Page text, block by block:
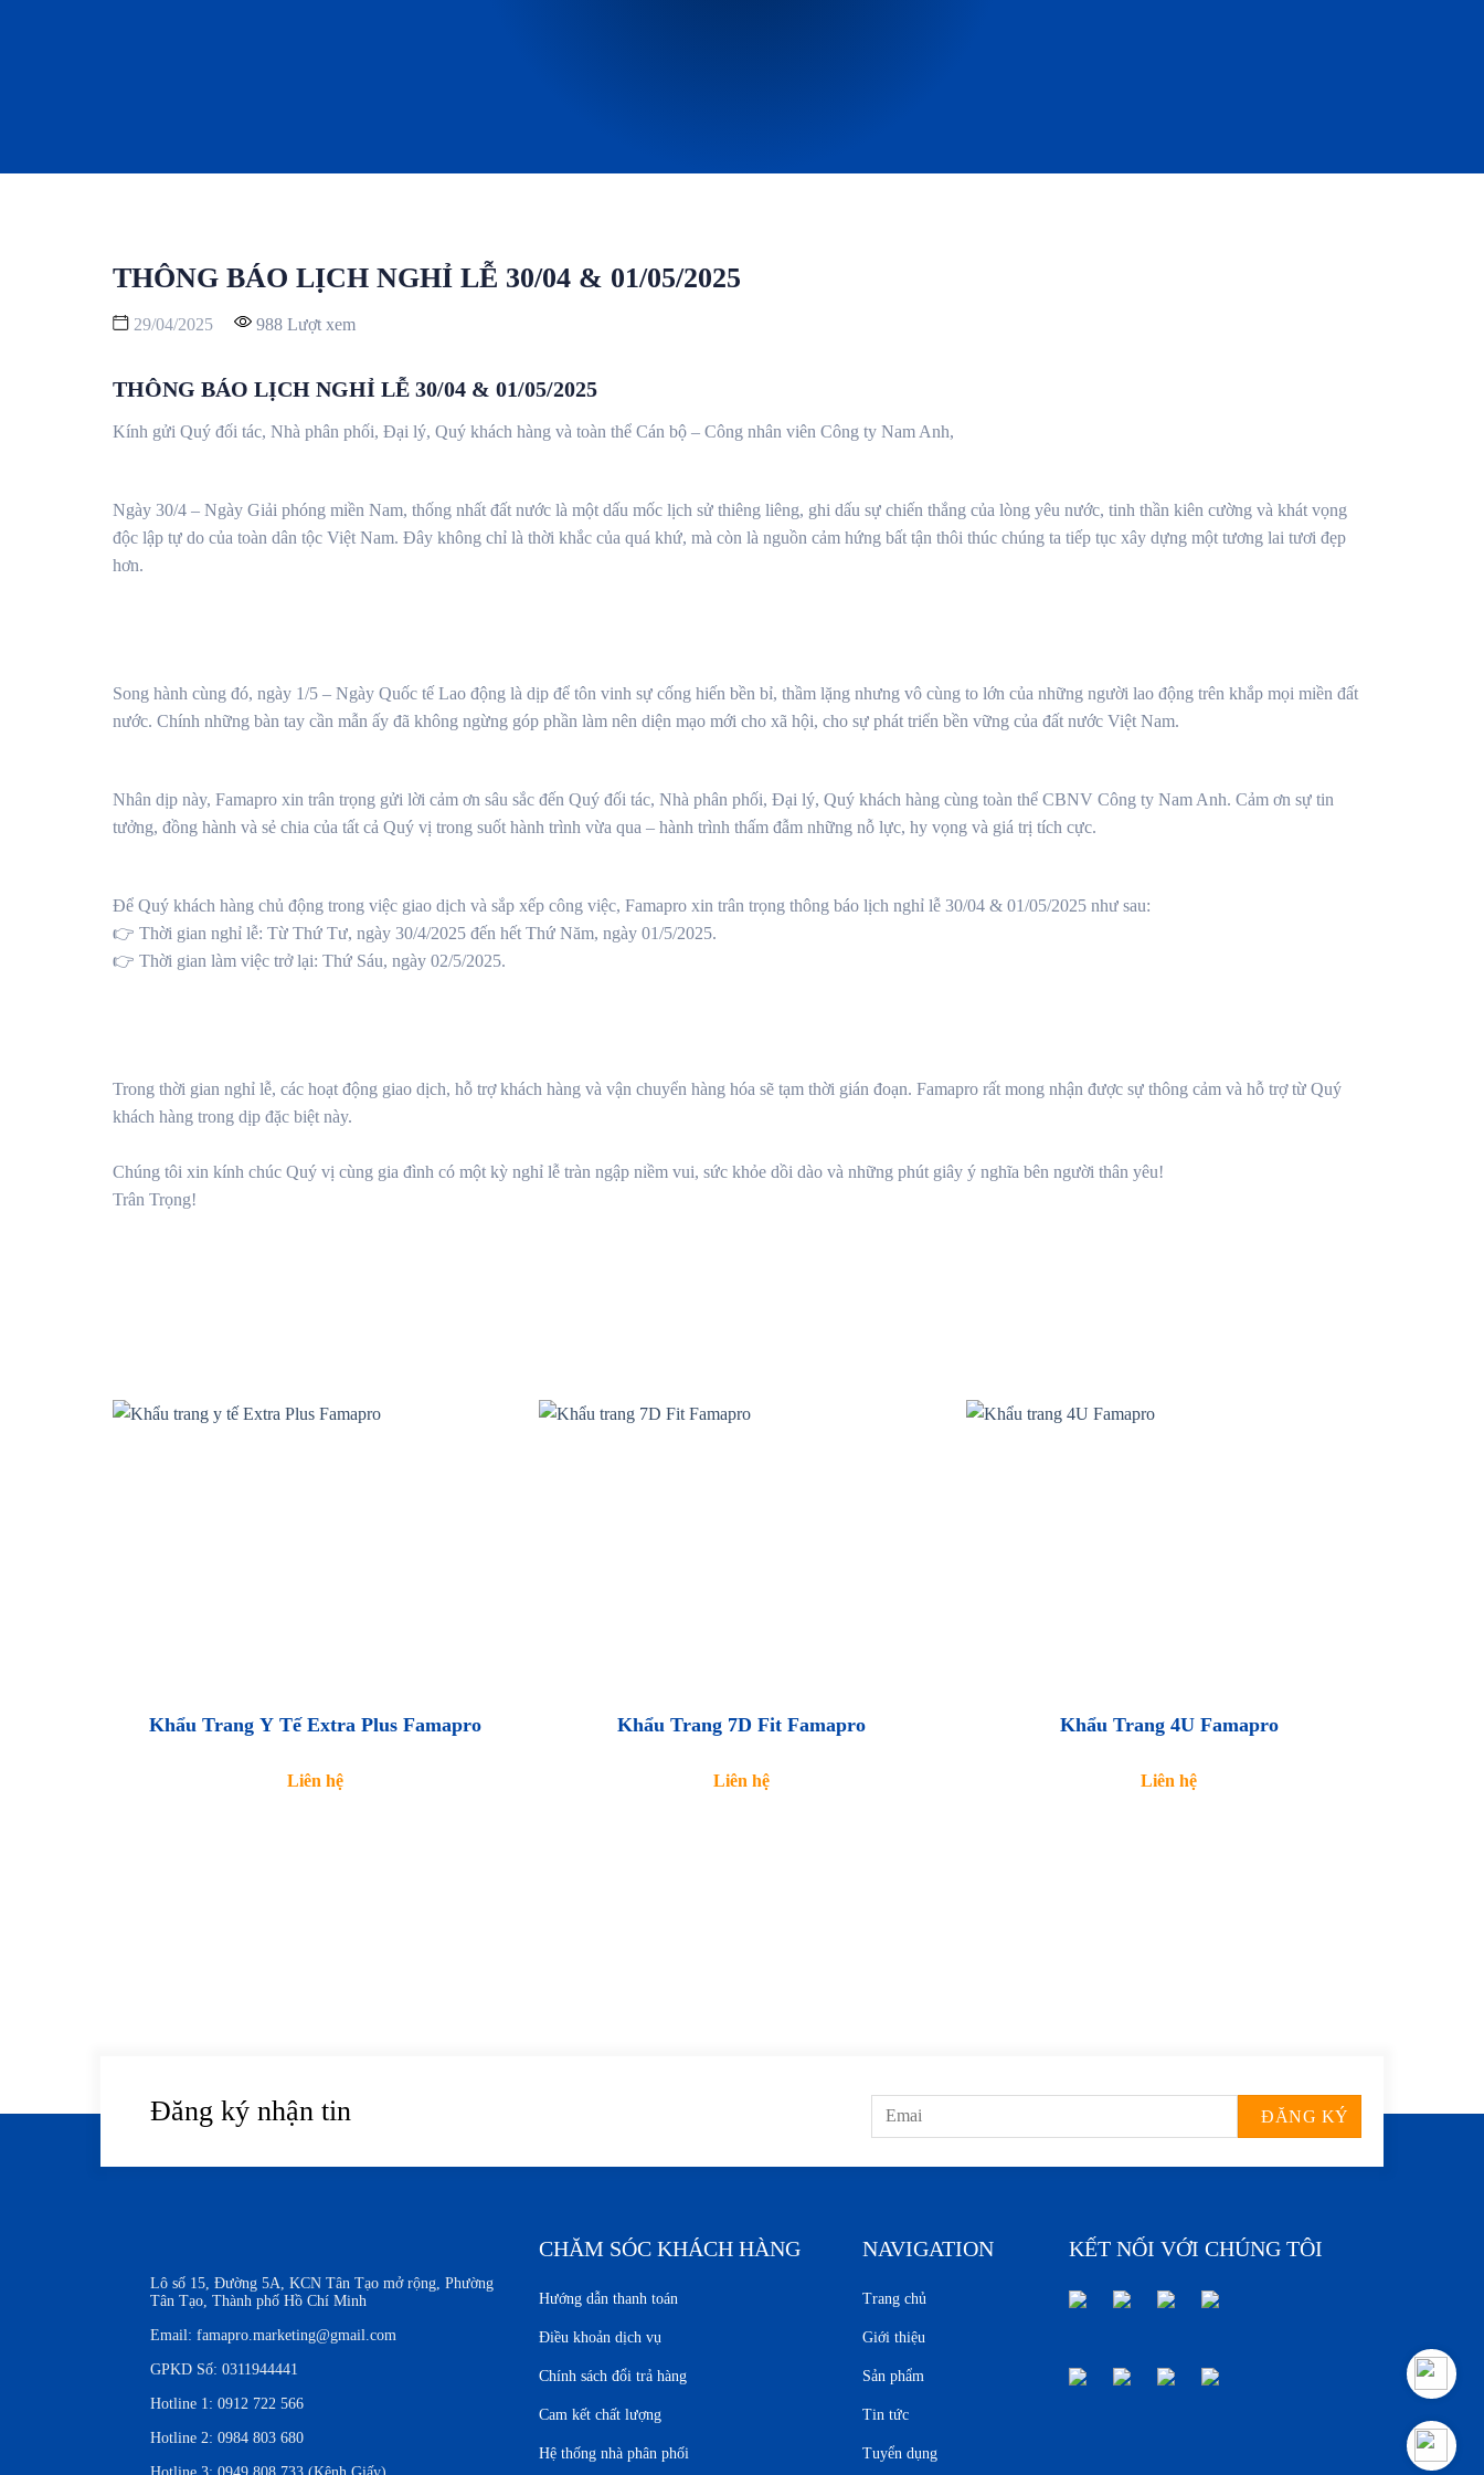
THÔNG BÁO LỊCH NGHỈ LỄ 30/04 & 01/05/2025
29/04/2025 988 Lượt xem
THÔNG BÁO LỊCH NGHỈ LỄ 30/04 & 01/05/2025
Kính gửi Quý đối tác, Nhà phân phối, Đại lý, Quý khách hàng và toàn thể Cán bộ – Công nhân viên Công ty Nam Anh,
Ngày 30/4 – Ngày Giải phóng miền Nam, thống nhất đất nước là một dấu mốc lịch sử thiêng liêng, ghi dấu sự chiến thắng của lòng yêu nước, tinh thần kiên cường và khát vọng
độc lập tự do của toàn dân tộc Việt Nam. Đây không chỉ là thời khắc của quá khứ, mà còn là nguồn cảm hứng bất tận thôi thúc chúng ta tiếp tục xây dựng một tương lai tươi đẹp
hơn.
Song hành cùng đó, ngày 1/5 – Ngày Quốc tế Lao động là dịp để tôn vinh sự cống hiến bền bỉ, thầm lặng nhưng vô cùng to lớn của những người lao động trên khắp mọi miền đất
nước. Chính những bàn tay cần mẫn ấy đã không ngừng góp phần làm nên diện mạo mới cho xã hội, cho sự phát triển bền vững của đất nước Việt Nam.
Nhân dịp này, Famapro xin trân trọng gửi lời cảm ơn sâu sắc đến Quý đối tác, Nhà phân phối, Đại lý, Quý khách hàng cùng toàn thể CBNV Công ty Nam Anh. Cảm ơn sự tin
tưởng, đồng hành và sẻ chia của tất cả Quý vị trong suốt hành trình vừa qua – hành trình thấm đẫm những nỗ lực, hy vọng và giá trị tích cực.
Để Quý khách hàng chủ động trong việc giao dịch và sắp xếp công việc, Famapro xin trân trọng thông báo lịch nghỉ lễ 30/04 & 01/05/2025 như sau:
👉 Thời gian nghỉ lễ: Từ Thứ Tư, ngày 30/4/2025 đến hết Thứ Năm, ngày 01/5/2025.
👉 Thời gian làm việc trở lại: Thứ Sáu, ngày 02/5/2025.
Trong thời gian nghỉ lễ, các hoạt động giao dịch, hỗ trợ khách hàng và vận chuyển hàng hóa sẽ tạm thời gián đoạn. Famapro rất mong nhận được sự thông cảm và hỗ trợ từ Quý
khách hàng trong dịp đặc biệt này.
Chúng tôi xin kính chúc Quý vị cùng gia đình có một kỳ nghỉ lễ tràn ngập niềm vui, sức khỏe dồi dào và những phút giây ý nghĩa bên người thân yêu!
Trân Trọng!
Khẩu Trang Y Tế Extra Plus Famapro
Liên hệ
Khẩu Trang 7D Fit Famapro
Liên hệ
Khẩu Trang 4U Famapro
Liên hệ
Đăng ký nhận tin
Lô số 15, Đường 5A, KCN Tân Tạo mở rộng, Phường
Tân Tạo, Thành phố Hồ Chí Minh
Email: famapro.marketing@gmail.com
GPKD Số: 0311944441
Hotline 1: 0912 722 566
Hotline 2: 0984 803 680
CHĂM SÓC KHÁCH HÀNG
Hướng dẫn thanh toán
Điều khoản dịch vụ
Chính sách đổi trả hàng
Cam kết chất lượng
Hệ thống nhà phân phối
NAVIGATION
Trang chủ
Giới thiệu
Sản phẩm
Tin tức
Tuyển dụng
KẾT NỐI VỚI CHÚNG TÔI